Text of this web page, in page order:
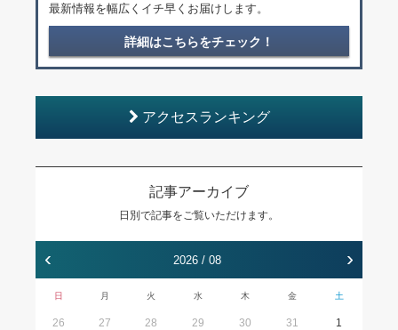
最新情報を幅広くイチ早くお届けします。
詳細はこちらをチェック！
アクセスランキング
記事アーカイブ
日別で記事をご覧いただけます。
‹ 2026 / 08 ›
日 月 火 水 木 金 土
26 27 28 29 30 31 1